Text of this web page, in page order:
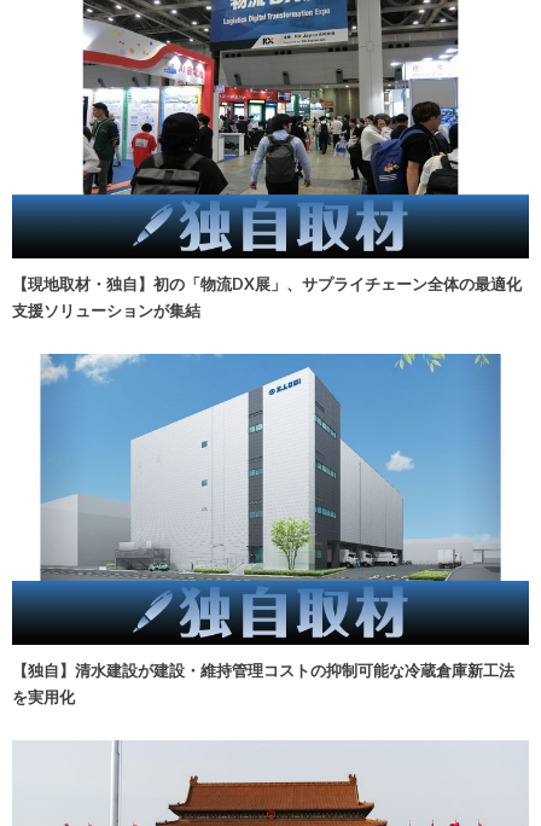
【現地取材・独自】初の「物流DX展」、サプライチェーン全体の最適化
支援ソリューションが集結
【独自】清水建設が建設・維持管理コストの抑制可能な冷蔵倉庫新工法
を実用化